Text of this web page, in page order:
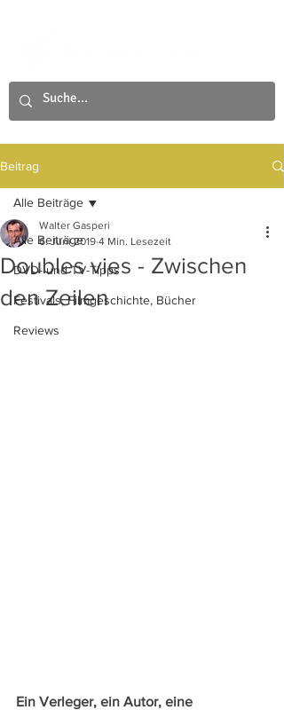
Beitrag
Alle Beiträge
DVD- und TV-Tipps
Festivals, Filmgeschichte, Bücher
Reviews
Alle Beiträge
Doubles vies - Zwischen
den Zeilen
Walter Gasperi
6. Juni 2019 4 Min. Lesezeit
Ein Verleger, ein Autor, eine